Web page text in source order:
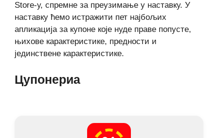
Store-у, спремне за преузимање у наставку. У
наставку ћемо истражити пет најбољих
апликација за купоне које нуде праве попусте,
њихове карактеристике, предности и
јединствене карактеристике.
Цупонериа